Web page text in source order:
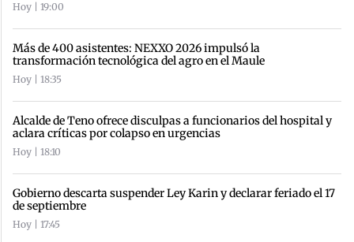
Hoy | 19:00
Más de 400 asistentes: NEXXO 2026 impulsó la
transformación tecnológica del agro en el Maule
Hoy | 18:35
Alcalde de Teno ofrece disculpas a funcionarios del hospital y
aclara críticas por colapso en urgencias
Hoy | 18:10
Gobierno descarta suspender Ley Karin y declarar feriado el 17
de septiembre
Hoy | 17:45